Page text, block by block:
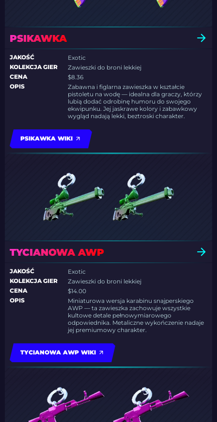
PSIKAWKA
JAKOŚĆ
Exotic
KOLEKCJA GIER
Zawieszki do broni lekkiej
CENA
$8.36
OPIS
Zabawna i figlarna zawieszka w kształcie
pistoletu na wodę — idealna dla graczy, którzy
lubią dodać odrobinę humoru do swojego
ekwipunku. Jej jaskrawe kolory i zabawkowy
wygląd nadają lekki, beztroski charakter.
PSIKAWKA WIKI
TYCIANOWA AWP
JAKOŚĆ
Exotic
KOLEKCJA GIER
Zawieszki do broni lekkiej
CENA
$14.00
OPIS
Miniaturowa wersja karabinu snajperskiego
AWP — ta zawieszka zachowuje wszystkie
kultowe detale pełnowymiarowego
odpowiednika. Metaliczne wykończenie nadaje
jej premiumowy charakter.
TYCIANOWA AWP WIKI